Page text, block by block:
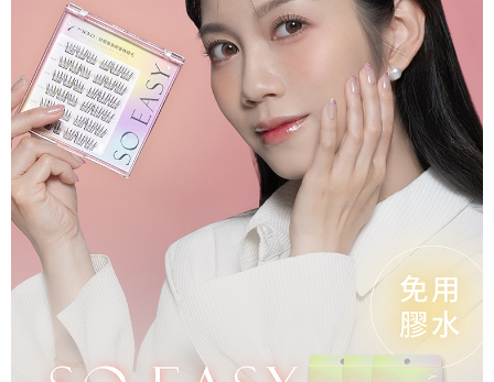
【「AFTEE先享後付」結帳流程】
１．於結帳方式選擇「AFTEE先享後付」後，將跳轉至「AFTEE先享後付」
結帳頁面，進行簡訊認證並確認金額後，即可完成結帳。
２．訂單成立數日內，您將收到繳費通知簡訊。
３．收到繳費通知簡訊後14天內，點擊此簡訊中的連結，可透過四大超商／
ATM／網路銀行／等多元方式進行付款，方視為交易完成。
※ 請注意：結帳手續完成當下不需立刻繳費，但若您需要取消訂單，請聯絡
購買商品的店家。未經商家同意取消之訂單仍視為有效，需透過AFTEE先享
後付繳納相關費用。
※ 交易是否成功請以「AFTEE先享後付 」之結帳頁面顯示為準，若有關於
是否繳費成功／繳費後需取消欲退款等相關疑問，請聯繫「AFTEE先享後付
客戶支援中心」
https://netprotections.freshdesk.com/support/home
【注意事項】
１．透過由恩沛科技股份有限公司提供之「AFTEE先享後付」服務完成之交
易，需依本服務之必要範圍內提供個人資料，並將交易相關給付款項請求債
權轉讓予恩沛科技股份有限公司。
２．關於個人資料處理事宜，請瀏覽以下網址：
https://aftee.tw/terms/#terms3
每筆NT$65，滿NT$499(含以上)免運費
付款後全家取貨
每筆NT$65，滿NT$499(含以上)免運費
7-11取貨付款
每筆NT$65，滿NT$499(含以上)免運費
付款後7-11取貨
每筆NT$65，滿NT$499(含以上)免運費
宅配
每筆NT$85，滿NT$499(含以上)免運費
離島-宅配
每筆NT$120，滿NT$499(含以上)免運費